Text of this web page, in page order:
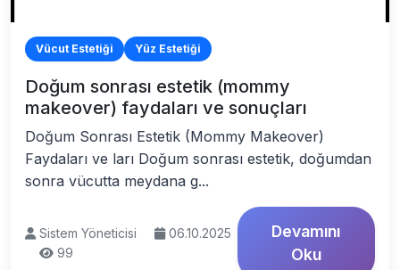
Vücut Estetiği Yüz Estetiği
Doğum sonrası estetik (mommy
makeover) faydaları ve sonuçları
Doğum Sonrası Estetik (Mommy Makeover)
Faydaları ve ları Doğum sonrası estetik, doğumdan
sonra vücutta meydana g...
Sistem Yöneticisi
06.10.2025
99
Devamını
Oku